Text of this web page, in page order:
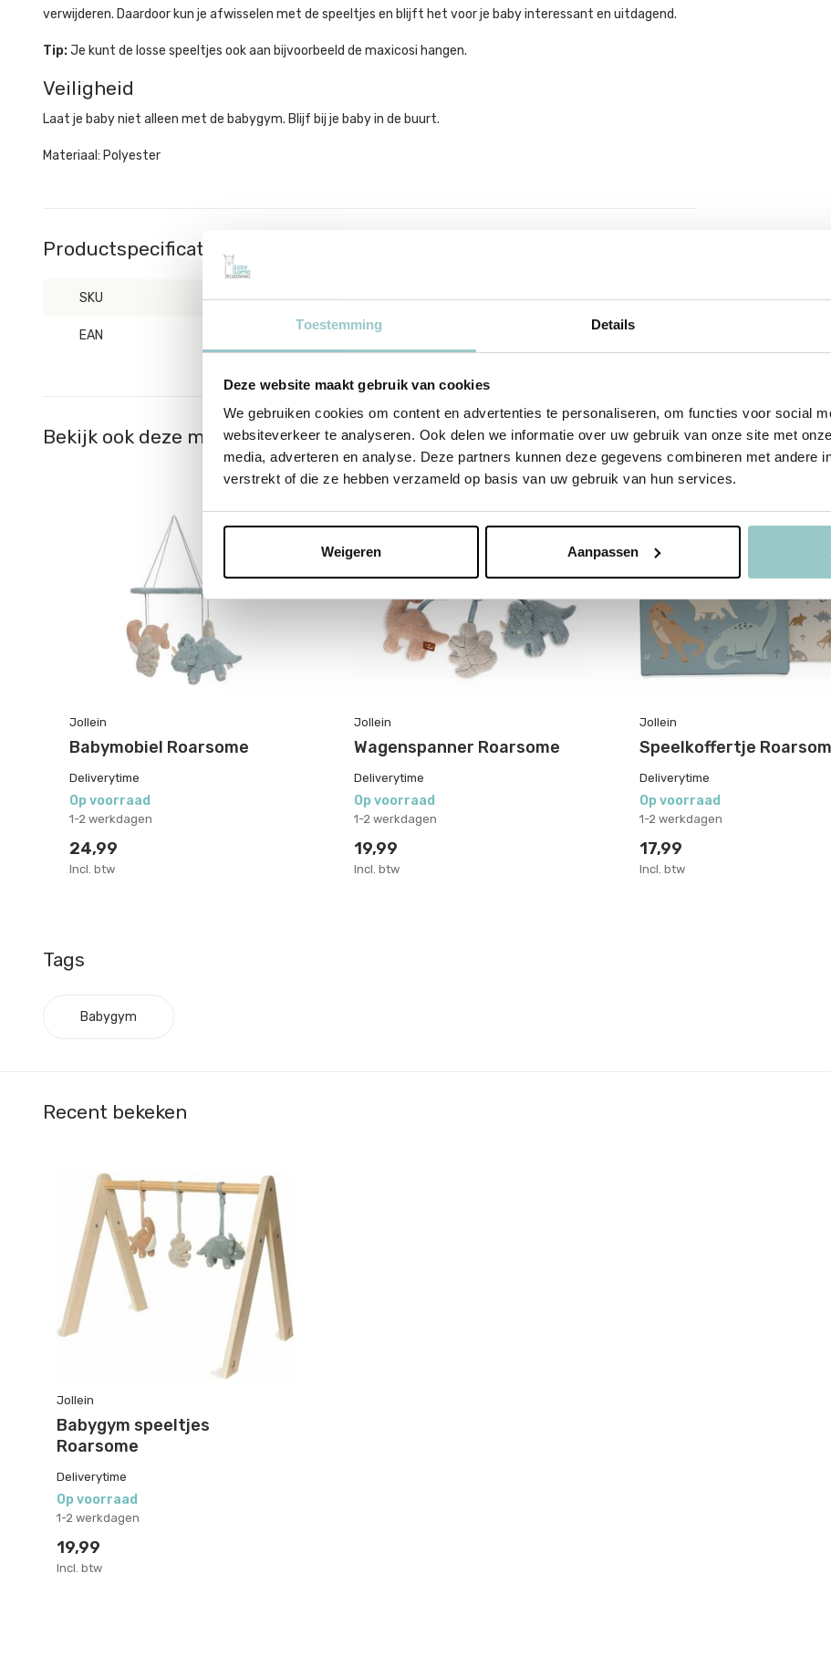
Toestemming Details
Deze website maakt gebruik van cookies
We gebruiken cookies om content en advertenties te personaliseren, om functies voor social
websiteverkeer te analyseren. Ook delen we informatie over uw gebruik van onze site met
media, adverteren en analyse. Deze partners kunnen deze gegevens combineren met andere
verstrekt of die ze hebben verzameld op basis van uw gebruik van hun services.
Weigeren Aanpassen
verwijderen. Daardoor kun je afwisselen met de speeltjes en blijft het voor je baby interessant en uitdagend.
Tip:Je kunt de losse speeltjes ook aan bijvoorbeeld de maxicosi hangen.
Veiligheid
Laat je baby niet alleen met de babygym. Blijf bij je baby in de buurt.
Materiaal: Polyester
Productspecificaties
SKU 108-001-67100
EAN 8717329388840
Bekijk ook deze must-haves
Jollein
Babymobiel Roarsome
Deliverytime
Op voorraad
1-2 werkdagen
24,99
Incl. btw
Jollein
Wagenspanner Roarsome
Deliverytime
Op voorraad
1-2 werkdagen
19,99
Incl. btw
Jollein
Speelkoffertje
Deliverytime
Op voorraad
1-2 werkdagen
17,99
Incl. btw
Tags
Babygym
Recent bekeken
Jollein
Babygym speeltjes
Roarsome
Deliverytime
Op voorraad
1-2 werkdagen
19,99
Incl. btw